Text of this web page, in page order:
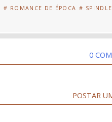
# ROMANCE DE ÉPOCA #
0
POSTAR